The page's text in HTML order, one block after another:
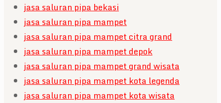
jasa saluran pipa bekasi
jasa saluran pipa mampet
jasa saluran pipa mampet citra grand
jasa saluran pipa mampet depok
jasa saluran pipa mampet grand wisata
jasa saluran pipa mampet kota legenda
jasa saluran pipa mampet kota wisata